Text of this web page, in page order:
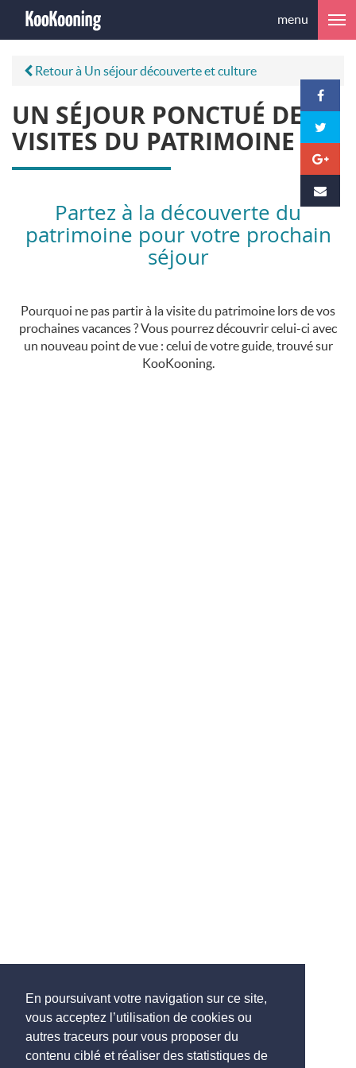
En poursuivant votre navigation sur ce site,
vous acceptez l’utilisation de cookies ou
autres traceurs pour vous proposer du
contenu ciblé et réaliser des statistiques de
menu
Retour à Un séjour découverte et culture
UN SÉJOUR PONCTUÉ DE
VISITES DU PATRIMOINE
Partez à la découverte du
patrimoine pour votre prochain
séjour
Pourquoi ne pas partir à la visite du patrimoine lors de vos
prochaines vacances ? Vous pourrez découvrir celui-ci avec
un nouveau point de vue : celui de votre guide, trouvé sur
KooKooning.